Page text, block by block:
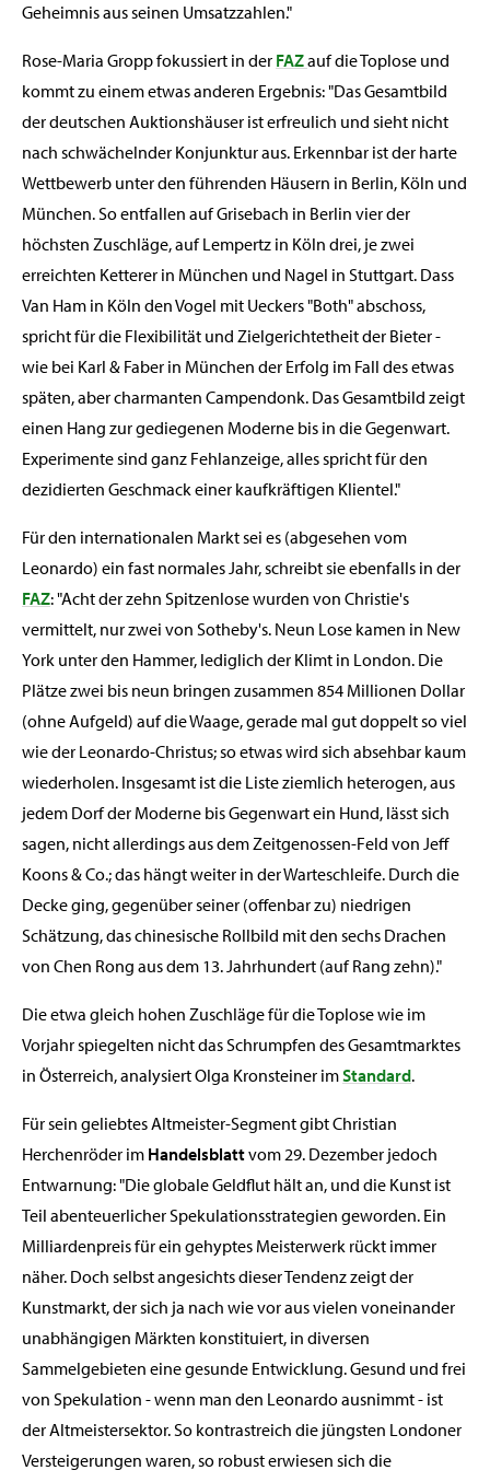
Geheimnis aus seinen Umsatzzahlen."
Rose-Maria Gropp fokussiert in der FAZauf die Toplose und
kommt zu einem etwas anderen Ergebnis: "Das Gesamtbild
der deutschen Auktionshäuser ist erfreulich und sieht nicht
nach schwächelnder Konjunktur aus. Erkennbar ist der harte
Wettbewerb unter den führenden Häusern in Berlin, Köln und
München. So entfallen auf Grisebach in Berlin vier der
höchsten Zuschläge, auf Lempertz in Köln drei, je zwei
erreichten Ketterer in München und Nagel in Stuttgart. Dass
Van Ham in Köln den Vogel mit Ueckers "Both" abschoss,
spricht für die Flexibilität und Zielgerichtetheit der Bieter -
wie bei Karl & Faber in München der Erfolg im Fall des etwas
späten, aber charmanten Campendonk. Das Gesamtbild zeigt
einen Hang zur gediegenen Moderne bis in die Gegenwart.
Experimente sind ganz Fehlanzeige, alles spricht für den
dezidierten Geschmack einer kaufkräftigen Klientel."
Für den internationalen Markt sei es (abgesehen vom
Leonardo) ein fast normales Jahr, schreibt sie ebenfalls in der
FAZ: "Acht der zehn Spitzenlose wurden von Christie's
vermittelt, nur zwei von Sotheby's. Neun Lose kamen in New
York unter den Hammer, lediglich der Klimt in London. Die
Plätze zwei bis neun bringen zusammen 854 Millionen Dollar
(ohne Aufgeld) auf die Waage, gerade mal gut doppelt so viel
wie der Leonardo-Christus; so etwas wird sich absehbar kaum
wiederholen. Insgesamt ist die Liste ziemlich heterogen, aus
jedem Dorf der Moderne bis Gegenwart ein Hund, lässt sich
sagen, nicht allerdings aus dem Zeitgenossen-Feld von Jeff
Koons & Co.; das hängt weiter in der Warteschleife. Durch die
Decke ging, gegenüber seiner (offenbar zu) niedrigen
Schätzung, das chinesische Rollbild mit den sechs Drachen
von Chen Rong aus dem 13. Jahrhundert (auf Rang zehn)."
Die etwa gleich hohen Zuschläge für die Toplose wie im
Vorjahr spiegelten nicht das Schrumpfen des Gesamtmarktes
in Österreich, analysiert Olga Kronsteiner imStandard.
Für sein geliebtes Altmeister-Segment gibt Christian
Herchenröder im Handelsblattvom 29. Dezember jedoch
Entwarnung: "Die globale Geldflut hält an, und die Kunst ist
Teil abenteuerlicher Spekulationsstrategien geworden. Ein
Milliardenpreis für ein gehyptes Meisterwerk rückt immer
näher. Doch selbst angesichts dieser Tendenz zeigt der
Kunstmarkt, der sich ja nach wie vor aus vielen voneinander
unabhängigen Märkten konstituiert, in diversen
Sammelgebieten eine gesunde Entwicklung. Gesund und frei
von Spekulation - wenn man den Leonardo ausnimmt - ist
der Altmeistersektor. So kontrastreich die jüngsten Londoner
Versteigerungen waren, so robust erwiesen sich die